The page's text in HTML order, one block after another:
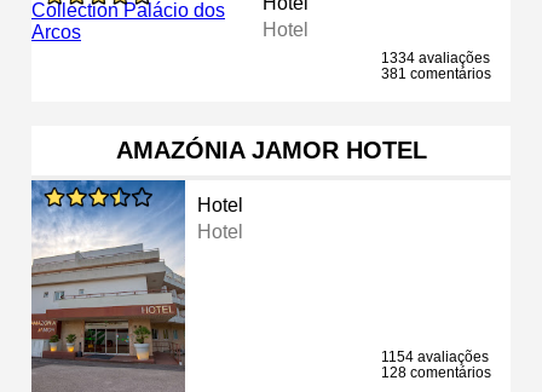
Hotel
1334 avaliações
381 comentários
AMAZÓNIA JAMOR HOTEL
Hotel
Hotel
1154 avaliações
128 comentários